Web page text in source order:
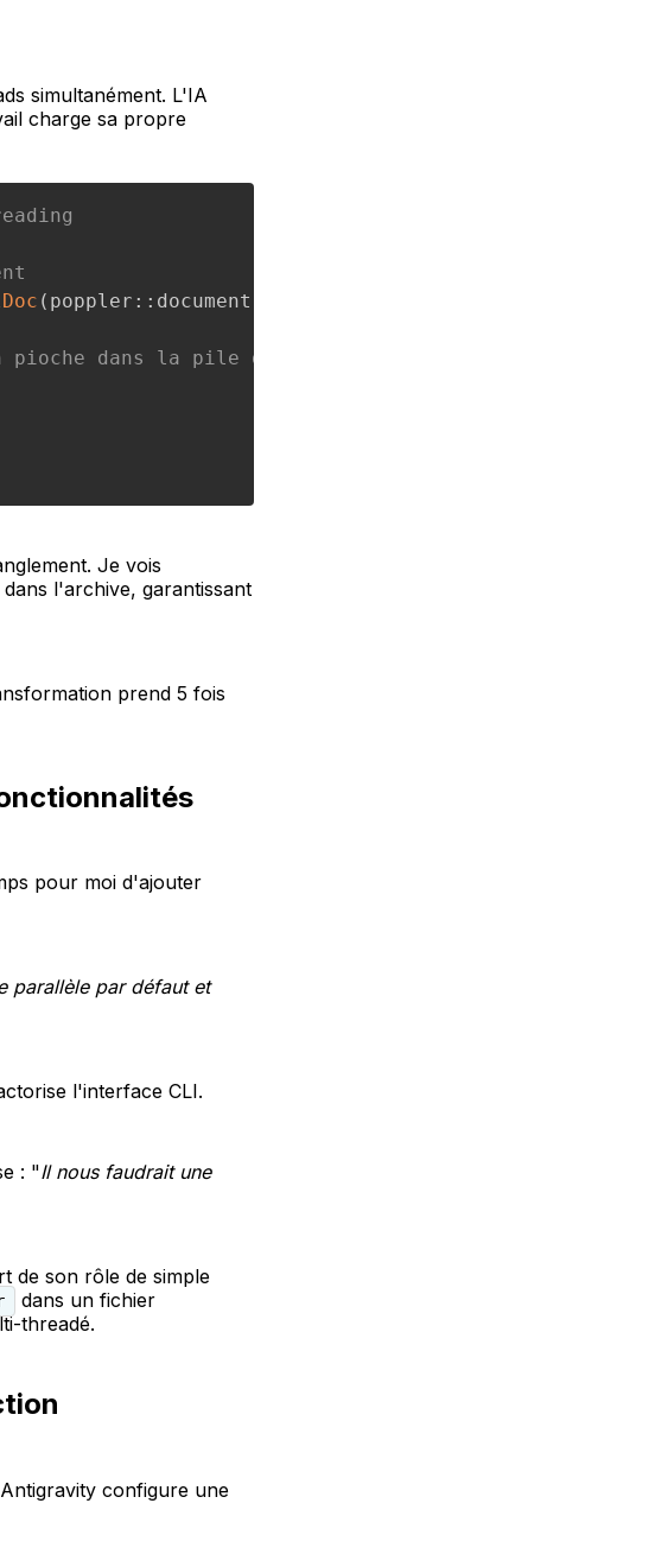
simultanément. L'IA
charge sa propre
( poppler :: document
pioche dans la pile de pages
Je vois
l'archive, garantissant
prend 5 fois
pour moi d'ajouter
parallèle par défaut et
l'interface CLI.
: "Il nous faudrait une
de son rôle de simple
dans un fichier
threadé.
configure une